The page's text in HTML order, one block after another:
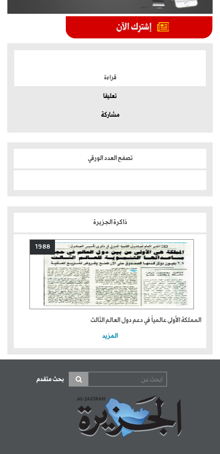
قراءة
تعليقا
مشاركة
تصفح العدد الورقي
ذاكرة الجزيرة
1988
المملكة الأولى عالمياً في دعم دول العالم الثالث
المزيد
بحث متقدم